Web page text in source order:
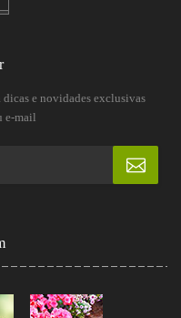
dicas e novidades exclusivas
e-mail